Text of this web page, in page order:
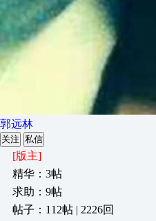
郭远林
关注 私信
[版主]
精华：3帖
求助：9帖
帖子：112帖 | 2226回